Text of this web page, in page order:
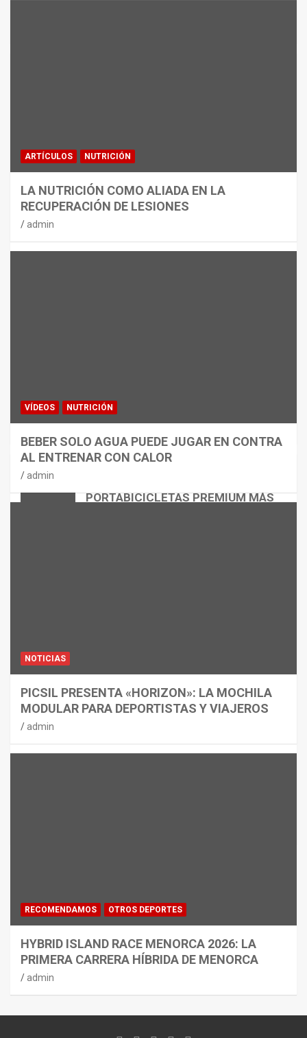
PORTABICICLETAS PREMIUM MÁS
ARTÍCULOS NUTRICIÓN
LA NUTRICIÓN COMO ALIADA EN LA
RECUPERACIÓN DE LESIONES
admin
VÍDEOS NUTRICIÓN
BEBER SOLO AGUA PUEDE JUGAR EN CONTRA
AL ENTRENAR CON CALOR
admin
NOTICIAS
PICSIL PRESENTA «HORIZON»: LA MOCHILA
MODULAR PARA DEPORTISTAS Y VIAJEROS
admin
RECOMENDAMOS OTROS DEPORTES
HYBRID ISLAND RACE MENORCA 2026: LA
PRIMERA CARRERA HÍBRIDA DE MENORCA
admin